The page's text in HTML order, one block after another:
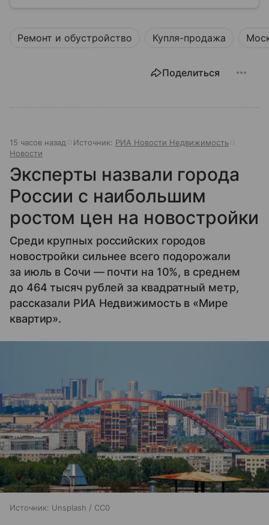
Ремонт и обустройство Купля-продажа
Поделиться
15 часов назад Источник: РИА Новости Недвижимость
Новости
Эксперты назвали города
России с наибольшим
ростом цен на новостройки
Среди крупных российских городов
новостройки сильнее всего подорожали
за июль в Сочи — почти на 10%, в среднем
до 464 тысяч рублей за квадратный метр,
рассказали РИА Недвижимость в «Мире
квартир».
Источник: Unsplash / CC0